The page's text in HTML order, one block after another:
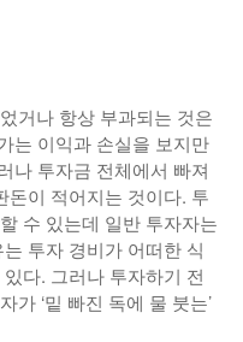
거나 항상 부과되는 것은
는 이익과 손실을 보지만
나 투자금 전체에서 빠져
돈이 적어지는 것이다. 투
수 있는데 일반 투자자는
투자 경비가 어떠한 식
다. 그러나 투자하기 전
가 ‘밑 빠진 독에 물 붓는’